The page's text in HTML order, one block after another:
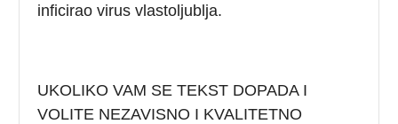
inficirao virus vlastoljublja.
UKOLIKO VAM SE TEKST DOPADA I
VOLITE NEZAVISNO I KVALITETNO